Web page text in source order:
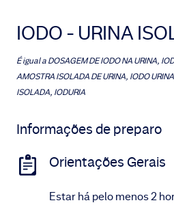
IODO - URINA
É igual aDOSAGEM DE IODO NA URINA,
AMOSTRA ISOLADA DE URINA, IODO
ISOLADA, IODURIA
Informações de preparo
Orientações Gerais
Estar há pelo menos 2